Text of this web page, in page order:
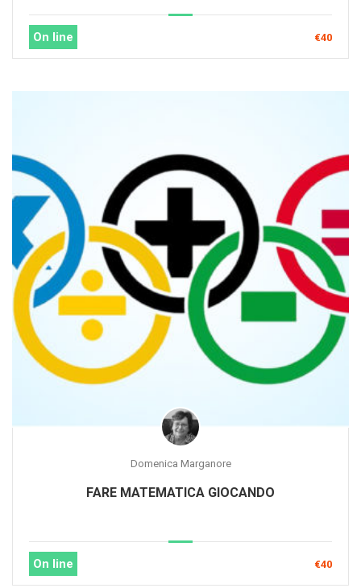
On line €40
Domenica Marganore
FARE MATEMATICA GIOCANDO
On line €40